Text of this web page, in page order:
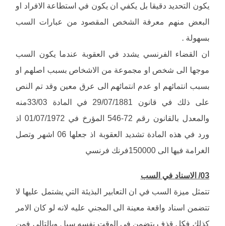
يكون التحديد دقيقا بل يكفي ان يكون في استطاعة الافراد او
البعض منهم معرفة الشخص المقصود من عبارات السب
بسهولة .
ان القضاء الفرنسي يشدد في العقوبة عندما يكون السب
موجها الى شخص او مجموعة من الاشخاص بسبب اصلهم او
بسبب انتمائهم او عدم انتمائهم الى عرق معين وقد تم النص
على ذلك في قانون 29/07/1881 في المادة 33/03منه
والمعدل بالقانون رقم 72-546 المؤرخ في 01/07/1972 اذ
ورد في هذه المادة تشديد العقوبة اذ جعلها 06 اشهر وتصل
الغرامة فيها الى 150000فرنك فرنسي
03/ الاسناد في السب
تتمثل ميزة السب في ان التعابير البذيئة التي يشتمل عليها لا
تتضمن اسناد واقعة معينة الى المجني عليه لانه لو كان الامر
كذلك فكل قذف يتضمن في الوقت نفسه سبا . وبالتالي فمن